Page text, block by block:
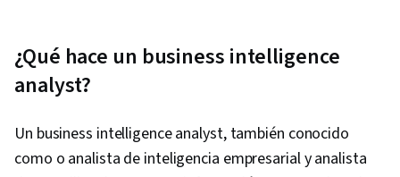
¿Qué hace un business intelligence
analyst?
Un business intelligence analyst, también conocido
como o analista de inteligencia empresarial y analista